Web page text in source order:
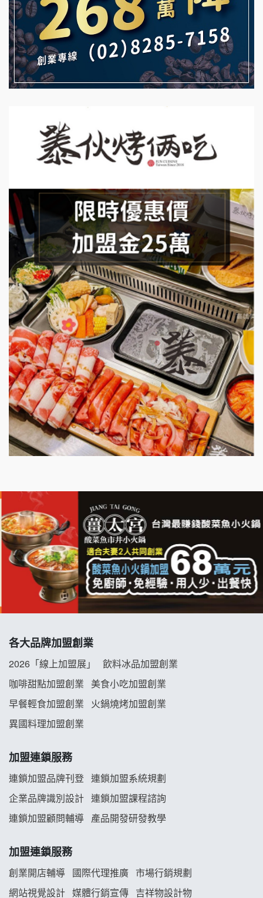
MUSHEN徵SPA美容芳療師
日十。早午食加盟說明會
拾鑶火鍋加盟說明會
TEA TOP加盟說明會
珍好味臭臭鍋加盟說明會
藍象廷泰式火鍋加盟說明會
上宇林加盟說明會
莫尼早餐Morni加盟說明會
手作功夫茶加盟說明會
SHARE TEA歇腳亭加盟說明會
潮味決-湯滷專門店加盟說明會
鬍子茶加盟說明會
鮮茶道加盟說明會
微風亭鐵板燒加盟說明會
漫步藍咖啡加盟說明會
明石章魚燒加盟說明會
出櫃加盟說明會
千香漢堡加盟說明會
拉亞漢堡加盟說明會
杜芳子古味茶鋪加盟說明會
優握握×酸奶大獅加盟說明會
冬城門加盟說明會
龍涎居好湯加盟說明會
舒油頭加盟說明會
義氣豐發雞加盟說明會
Mr.Wish加盟說明會
雞咕雞咕加盟說明會
TEA TOP加盟說明會
各大品牌加盟創業
2026「線上加盟展」
飲料冰品加盟創業
咖啡甜點加盟創業
美食小吃加盟創業
早餐輕食加盟創業
火鍋燒烤加盟創業
異國料理加盟創業
加盟連鎖服務
連鎖加盟品牌刊登 連鎖加盟系統規劃
企業品牌識別設計 連鎖加盟課程諮詢
連鎖加盟顧問輔導 產品開發研發教學
加盟連鎖服務
創業開店輔導 國際代理推廣 市場行銷規劃
網站視覺設計 媒體行銷宣傳 吉祥物設計物